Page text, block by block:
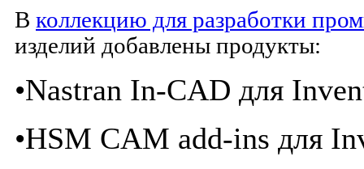
В коллекцию для разработки
изделий добавлены продукты:
•Nastran In-CAD для
•HSM CAM add-ins для